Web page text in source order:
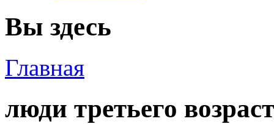
Вы здесь
Главная
люди третьего